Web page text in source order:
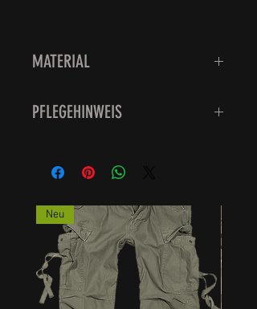
MATERIAL
PFLEGEHINWEIS
Bitte nicht den Trockner
aufhängen, das schont die Qualität
der Strümpfe.
Schadstoffgeprüft.
Neu